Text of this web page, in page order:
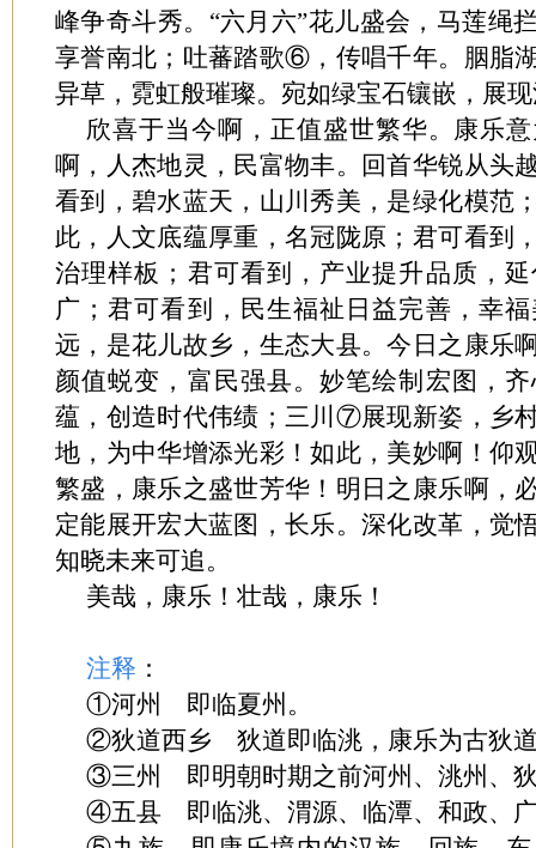
峰争奇斗秀。“六月六”花儿盛会，马莲绳
享誉南北；吐蕃踏歌⑥，传唱千年。胭脂
异草，霓虹般璀璨。宛如绿宝石镶嵌，展
欣喜于当今啊，正值盛世繁华。康乐
啊，人杰地灵，民富物丰。回首华锐从头
看到，碧水蓝天，山川秀美，是绿化模范
此，人文底蕴厚重，名冠陇原；君可看到
治理样板；君可看到，产业提升品质，
广；君可看到，民生福祉日益完善，幸
远，是花儿故乡，生态大县。今日之康乐
颜值蜕变，富民强县。妙笔绘制宏图，
蕴，创造时代伟绩；三川⑦展现新姿，乡
地，为中华增添光彩！如此，美妙啊！仰
繁盛，康乐之盛世芳华！明日之康乐啊，
定能展开宏大蓝图，长乐。深化改革，觉
知晓未来可追。
美哉，康乐！壮哉，康乐！
注释 ：
①河州 即临夏州。
②狄道西乡 狄道即临洮，康乐为古狄
③三州 即明朝时期之前河州、洮州、
④五县 即临洮、渭源、临潭、和政、